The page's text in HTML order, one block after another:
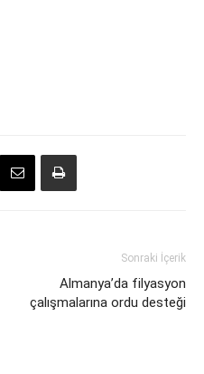
Sonraki İçerik
Almanya’da filyasyon
çalışmalarına ordu desteği